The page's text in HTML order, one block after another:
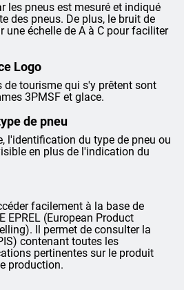
les pneus est mesuré et indiqué
des pneus. De plus, le bruit de
une échelle de A à C pour faciliter
Logo
de tourisme qui s'y prêtent sont
3PMSF et glace.
de pneu
l'identification du type de pneu ou
en plus de l'indication du
facilement à la base de
EPREL (European Product
Il permet de consulter la
contenant toutes les
pertinentes sur le produit
production.